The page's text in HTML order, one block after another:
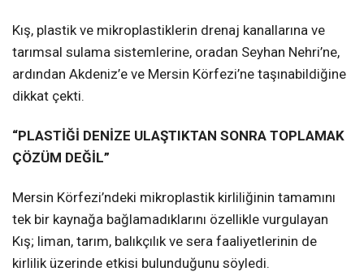
Kış, plastik ve mikroplastiklerin drenaj kanallarına ve
tarımsal sulama sistemlerine, oradan Seyhan Nehri’ne,
ardından Akdeniz’e ve Mersin Körfezi’ne taşınabildiğine
dikkat çekti.
“PLASTİĞİ DENİZE ULAŞTIKTAN SONRA TOPLAMAK
ÇÖZÜM DEĞİL”
Mersin Körfezi’ndeki mikroplastik kirliliğinin tamamını
tek bir kaynağa bağlamadıklarını özellikle vurgulayan
Kış; liman, tarım, balıkçılık ve sera faaliyetlerinin de
kirlilik üzerinde etkisi bulunduğunu söyledi.